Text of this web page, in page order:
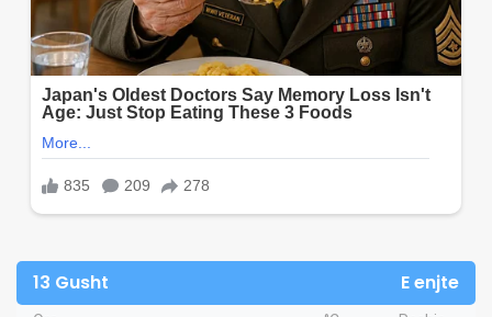
13 Gusht E enjte